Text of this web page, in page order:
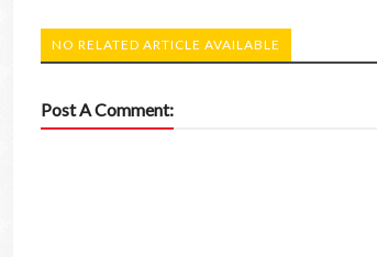
NO RELATED ARTICLE AVAILABLE
Post A Comment: